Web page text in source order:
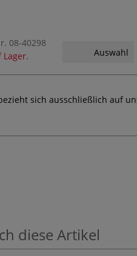
08-40298
Auswahl
sich ausschließlich auf
diese Artikel